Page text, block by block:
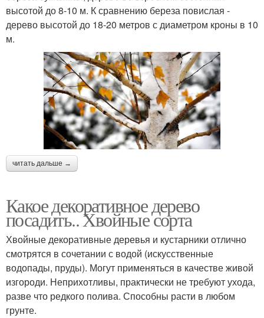
высотой до 8-10 м. К сравнению береза повислая -
дерево высотой до 18-20 метров с диаметром кроны в 10
м.
читать дальше →
Какое декоративное дерево
посадить.. Хвойные сорта
Хвойные декоративные деревья и кустарники отлично
смотрятся в сочетании с водой (искусственные
водопады, пруды). Могут применяться в качестве живой
изгороди. Неприхотливы, практически не требуют ухода,
разве что редкого полива. Способны расти в любом
грунте.